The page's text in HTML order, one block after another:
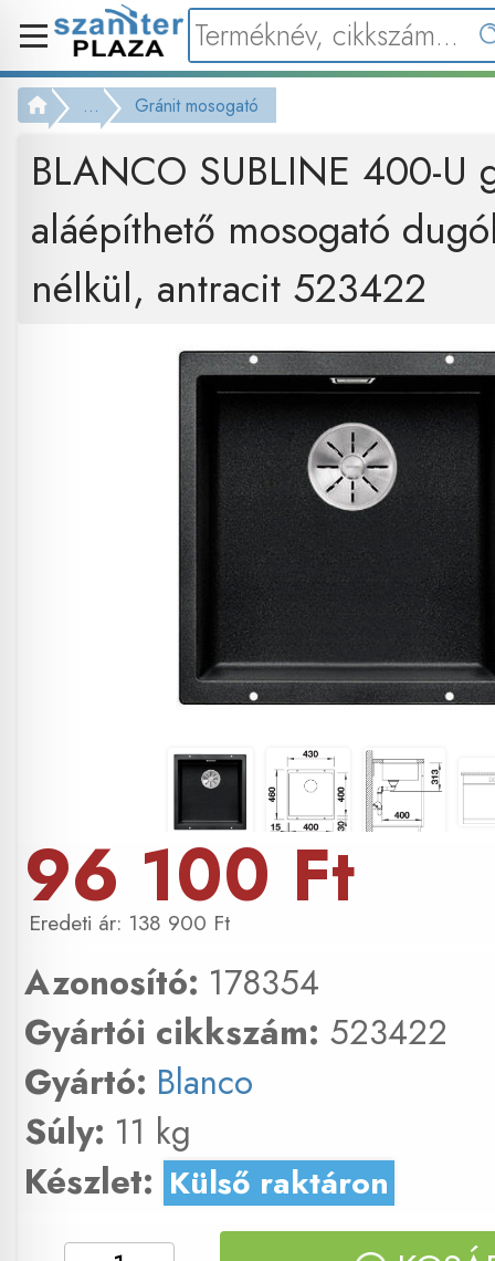
... Gránit mosogató
BLANCO SUBLINE 400-U
aláépíthető mosogató
nélkül, antracit 523422
96 100 Ft
138 900 Ft
Azonosító: 178354
Gyártói cikkszám: 523422
Gyártó: Blanco
Súly: 11 kg
Készlet: Külső raktáron